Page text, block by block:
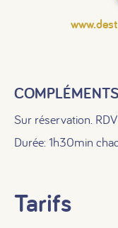
Sur réservation.
Durée: 1h30min
Tarifs